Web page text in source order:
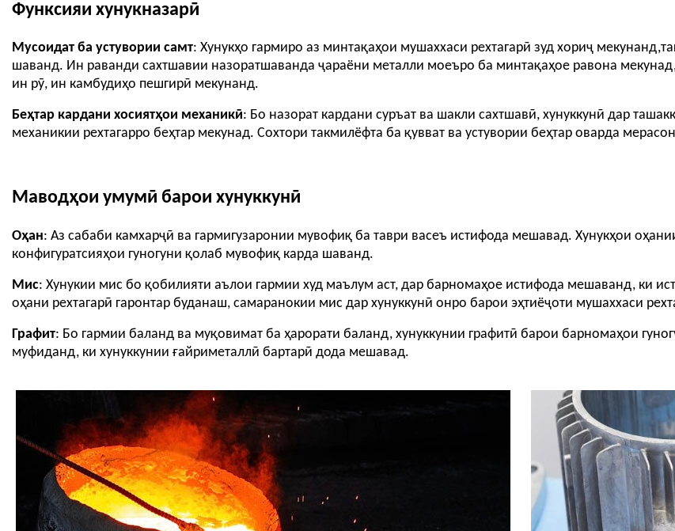
Функсияи хунукназарӣ
Мусоидат ба устувории самт: Хунукҳо гармиро аз минтақаҳои мушаххаси рехтагарӣ зуд хориҷ мекунанд,
шаванд. Ин раванди сахтшавии назоратшаванда ҷараёни металли моеъро ба минтақаҳое равона
ин рӯ, ин камбудиҳо пешгирӣ мекунанд.
Беҳтар кардани хосиятҳои механикӣ: Бо назорат кардани суръат ва шакли сахтшавӣ, хунуккунӣ дар
механикии рехтагарро беҳтар мекунад. Сохтори такмилёфта ба қувват ва устувории беҳтар оварда
Маводҳои умумӣ барои хунуккунӣ
Оҳан: Аз сабаби камхарҷӣ ва гармигузаронии мувофиқ ба таври васеъ истифода мешавад. Хунукҳои
конфигуратсияҳои гуногуни қолаб мувофиқ карда шаванд.
Мис: Хунукии мис бо қобилияти аълои гармии худ маълум аст, дар барномаҳое истифода мешаванд, ки
оҳани рехтагарӣ гаронтар буданаш, самаранокии мис дар хунуккунӣ онро барои эҳтиёҷоти мушаххаси
Графит: Бо гармии баланд ва муқовимат ба ҳарорати баланд, хунуккунии графитӣ барои барномаҳои
муфиданд, ки хунуккунии ғайриметаллӣ бартарӣ дода мешавад.